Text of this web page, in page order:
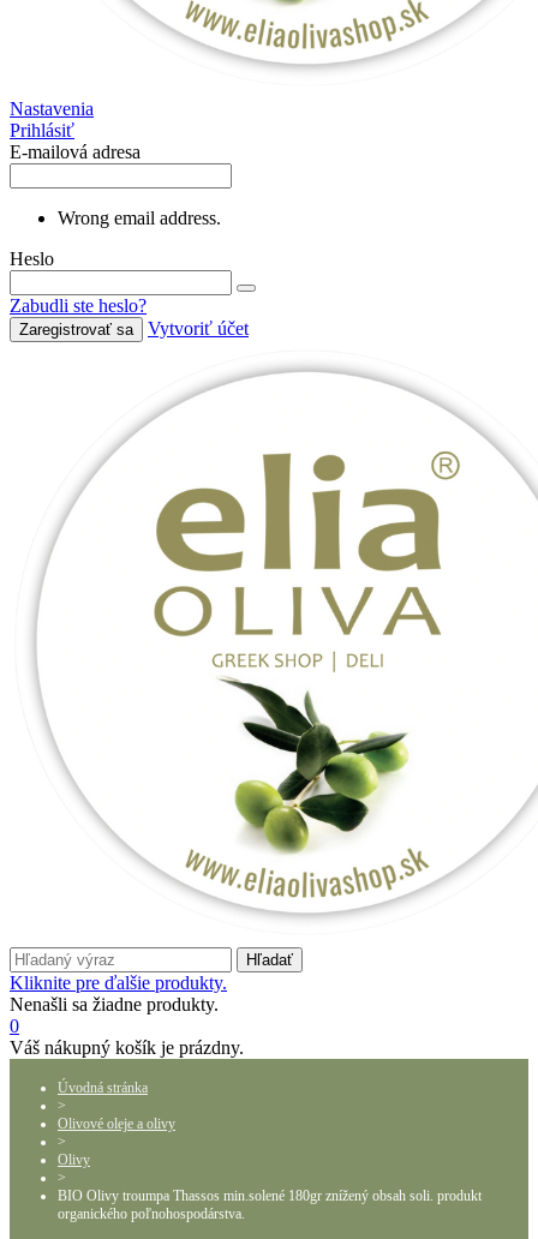
Nastavenia
Prihlásiť
E-mailová adresa
Wrong email address.
Heslo
Zabudli ste heslo?
Zaregistrovať sa Vytvoriť účet
Hľadať
Kliknite pre ďalšie produkty.
Nenašli sa žiadne produkty.
0
Váš nákupný košík je prázdny.
Úvodná stránka
>
Olivové oleje a olivy
>
Olivy
>
BIO Olivy troumpa Thassos min.solené 180gr znížený obsah soli. produkt
organického poľnohospodárstva.